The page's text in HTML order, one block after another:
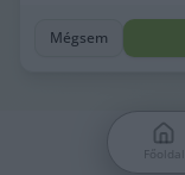
Mégsem
Főoldal